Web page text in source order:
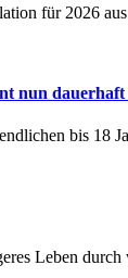
für 2026
nun
bis 18
Leben